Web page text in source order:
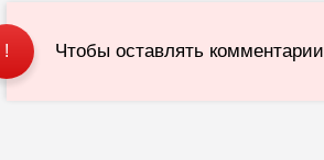
! Чтобы оставлять